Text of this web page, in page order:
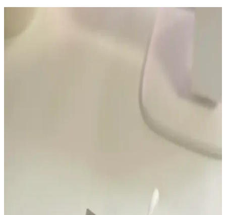
Kullanım ve Öneriler
Yaşlı Ciltlerde Makyajın Kırışıklıklara Yerleşmesini
Yaşlanma ile makyajın kırışıklıklara dolması kuru ciltlerde daha
uygulama teknikleriyle bu sorun azaltılabilir.